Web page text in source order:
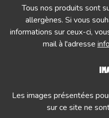
Tous nos produits sont
allergènes. Si vous
informations sur ceux-ci,
mail à l'adresse
Les images présentées
sur ce site ne